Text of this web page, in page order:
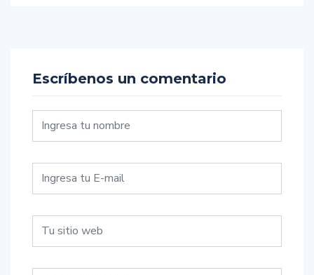
Escríbenos un comentario